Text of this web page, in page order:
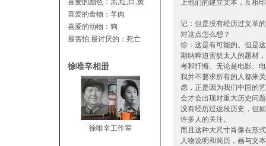
喜爱的颜色：黑,红,白,黄
喜爱的食物：羊肉
喜爱的动物：狗
最害怕,最讨厌的：死亡
徐唯辛相册
徐唯辛工作室
上他们的建立文本，互相
记：但是没有经历过文革
对这点怎么想？
徐：这是有可能的。但是
期纳粹迫害犹太人的题材
考和忏悔。无论是电影、
我并不要求所有的人都来
虑，正是因为我们中国的
会才会出现对重大历史问
没有经历过这段历史，但
许多人的关注。
而且这种大尺寸肖像在形
人物说明和简历，画与文